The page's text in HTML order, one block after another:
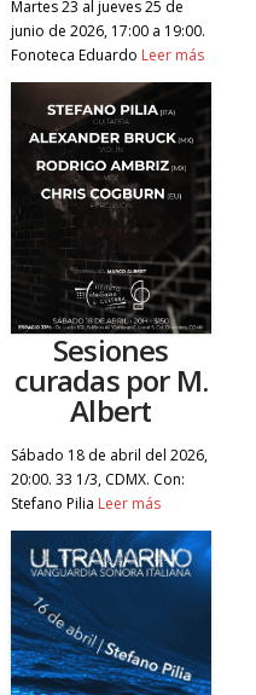
Martes 23 al jueves 25 de
junio de 2026, 17:00 a 19:00.
Fonoteca Eduardo Leer más
Sesiones
curadas por M.
Albert
Sábado 18 de abril del 2026,
20:00. 33 1/3, CDMX. Con:
Stefano Pilia Leer más